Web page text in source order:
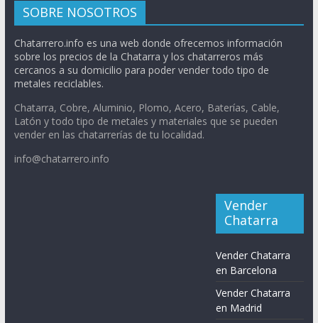
SOBRE NOSOTROS
Chatarrero.info es una web donde ofrecemos información
sobre los precios de la Chatarra y los chatarreros más
cercanos a su domicilio para poder vender todo tipo de
metales reciclables.
Chatarra, Cobre, Aluminio, Plomo, Acero, Baterías, Cable,
Latón y todo tipo de metales y materiales que se pueden
vender en las chatarrerías de tu localidad.
info@chatarrero.info
Vender
Chatarra
Vender Chatarra
en Barcelona
Vender Chatarra
en Madrid